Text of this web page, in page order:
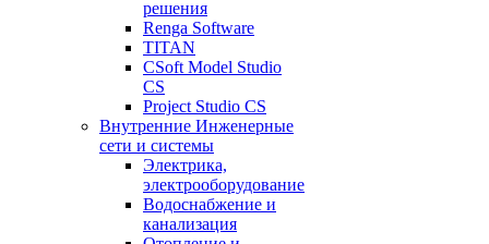
решения
Renga Software
TITAN
CSoft Model Studio
CS
Project Studio CS
Внутренние Инженерные
сети и системы
Электрика,
электрооборудование
Водоснабжение и
канализация